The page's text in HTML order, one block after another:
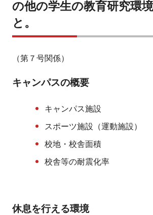
の他の学生の教育研究環
と。
（第７号関係）
キャンパスの概要
キャンパス施設
スポーツ施設（運動施設）
校地・校舎面積
校舎等の耐震化率
休息を行える環境